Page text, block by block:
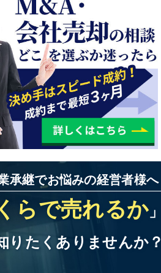
承継でお悩みの経営者様へ
らで売れるか 」
りたくありませんか？